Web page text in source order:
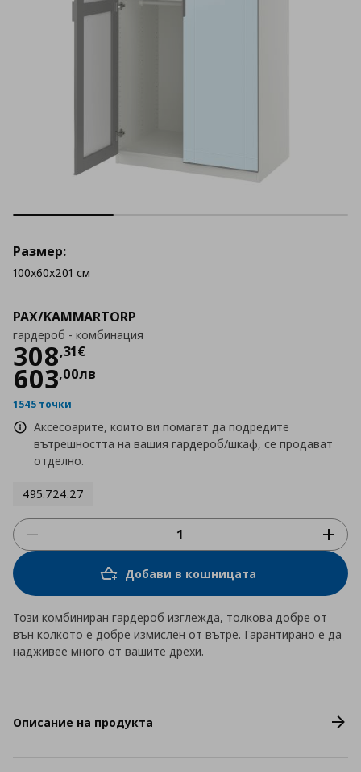
PAX/KAMMARTORP
гардероб - комбинация
308,31€
Цена
603,00лв
1545 точки
Аксесоарите, които ви помагат да подредите
вътрешността на вашия гардероб/шкаф, се продават
отделно.
495.724.27
Размер:
100x60x201 см
Добави в кошницата
Този комбиниран гардероб изглежда, толкова добре от
вън колкото е добре измислен от вътре. Гарантирано е да
надживее много от вашите дрехи.
Описание на продукта